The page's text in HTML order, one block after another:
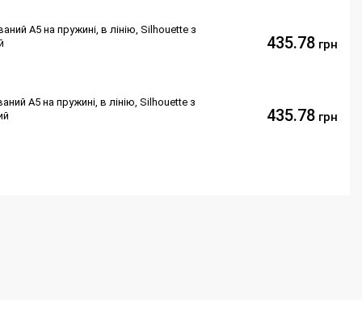
А5 на пружині, в лінію, Silhouette з
435.78 грн
А5 на пружині, в лінію, Silhouette з
435.78 грн